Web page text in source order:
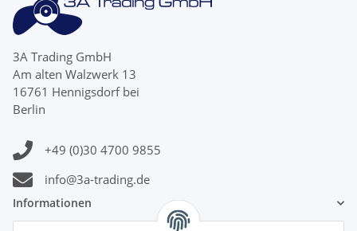
3A Trading GmbH
Am alten Walzwerk 13
16761 Hennigsdorf bei
Berlin
+49 (0)30 4700 9855
info@3a-trading.de
Informationen